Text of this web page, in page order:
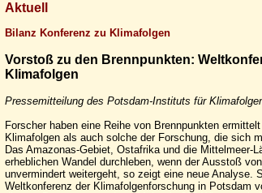
Aktuell
Bilanz Konferenz zu Klimafolgen
Vorstoß zu den Brennpunkten:
Klimafolgen
Pressemitteilung des Potsdam-Instituts für
Forscher haben eine Reihe von Brennpunkten
Klimafolgen als auch solche der Forschung, die sich
Das Amazonas-Gebiet, Ostafrika und die Mittelmeer-
erheblichen Wandel durchleben, wenn der Ausstoß
unvermindert weitergeht, so zeigt eine neue Analyse.
Weltkonferenz der Klimafolgenforschung in Potsdam